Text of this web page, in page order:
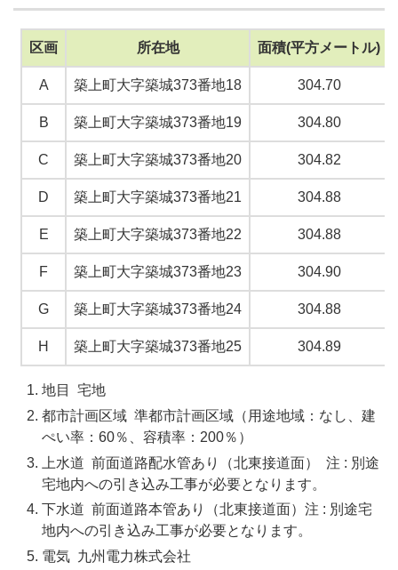
区画 所在地 面積(平方メートル)
A 築上町大字築城373番地18 304.70
B 築上町大字築城373番地19 304.80
C 築上町大字築城373番地20 304.82
D 築上町大字築城373番地21 304.88
E 築上町大字築城373番地22 304.88
F 築上町大字築城373番地23 304.90
G 築上町大字築城373番地24 304.88
H 築上町大字築城373番地25 304.89
地目 宅地
都市計画区域 準都市計画区域（用途地域：なし、建
ぺい率：60％、容積率： 200％）
上水道 前面道路配水管あり（北東接道面） 注 : 別途
宅地内への引き込み工事が必要となります。
下水道 前面道路本管あり（北東接道面）注 : 別途宅
地内への引き込み工事が必要となります。
電気 九州電力株式会社